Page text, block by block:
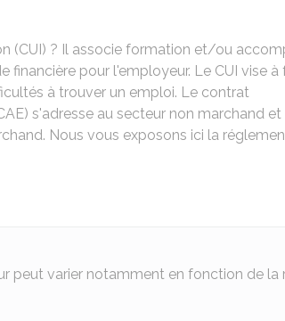
(CUI) ? Il associe formation et/ou
financière pour l'employeur. Le CUI vise à
à trouver un emploi. Le contrat
s'adresse au secteur non marchand
Nous vous exposons ici la
peut varier notamment en fonction de la